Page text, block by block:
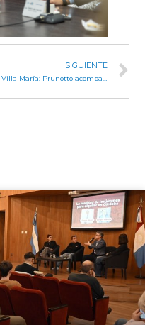
SIGUIENTE